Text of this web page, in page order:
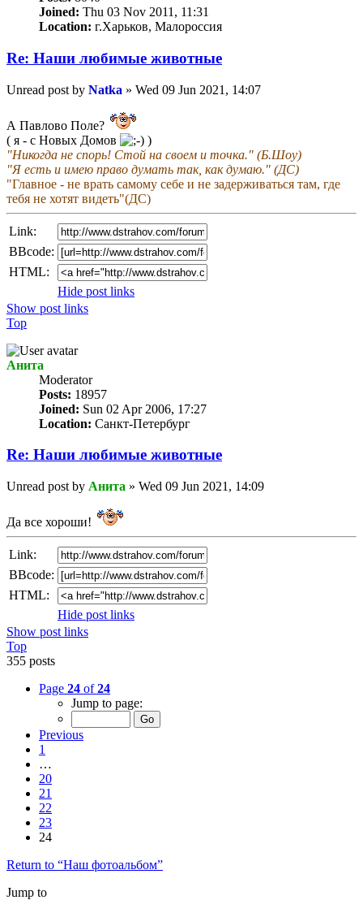
Joined: Thu 03 Nov 2011, 11:31
Location: г.Харьков, Малороссия
Re: Наши любимые животные
Unread post by Natka » Wed 09 Jun 2021, 14:07
А Павлово Поле?
( я - с Новых Домов
)
"Никогда не спорь! Стой на своем и точка." (Б.Шоу)
"Я есть и имею право думать так, как думаю." (ДС)
"Главное - не врать самому себе и не задерживаться там, где
тебя не хотят видеть"(ДС)
Link:
BBcode:
HTML:
Hide post links
Show post links
Top
Анита
Мoderator
Posts: 18957
Joined: Sun 02 Apr 2006, 17:27
Location: Санкт-Петербург
Re: Наши любимые животные
Unread post by Анита » Wed 09 Jun 2021, 14:09
Да все хороши!
Link:
BBcode:
HTML:
Hide post links
Show post links
Top
355 posts
Page 24 of24
Jump to page:
Previous
1
…
20
21
22
23
24
Return to “Наш фотоальбом”
Jump to